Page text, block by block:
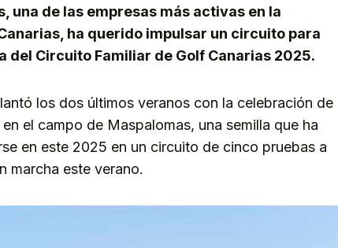
una de las empresas más activas en la
ha querido impulsar un circuito para
del Circuito Familiar de Golf Canarias 2025.
los dos últimos veranos con la celebración de
el campo de Maspalomas, una semilla que ha
en este 2025 en un circuito de cinco pruebas a
marcha este verano.